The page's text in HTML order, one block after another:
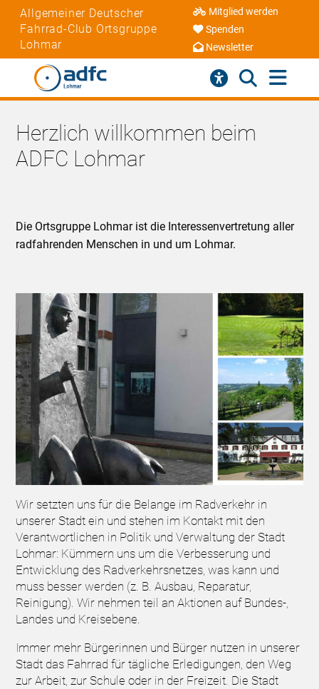
Allgemeiner Deutscher
Fahrrad-Club Ortsgruppe
Lohmar
Mitglied werden
Spenden
Newsletter
Herzlich willkommen beim
ADFC Lohmar
Die Ortsgruppe Lohmar ist die Interessenvertretung aller
radfahrenden Menschen in und um Lohmar.
Wir setzten uns für die Belange im Radverkehr in
unserer Stadt ein und stehen im Kontakt mit den
Verantwortlichen in Politik und Verwaltung der Stadt
Lohmar: Kümmern uns um die Verbesserung und
Entwicklung des Radverkehrsnetzes, was kann und
muss besser werden (z. B. Ausbau, Reparatur,
Reinigung). Wir nehmen teil an Aktionen auf Bundes-,
Landes und Kreisebene.
Immer mehr Bürgerinnen und Bürger nutzen in unserer
Stadt das Fahrrad für tägliche Erledigungen, den Weg
zur Arbeit, zur Schule oder in der Freizeit. Die Stadt